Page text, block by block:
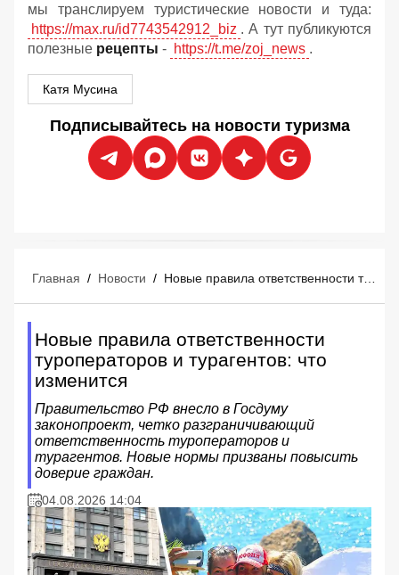
мы транслируем туристические новости и туда:
https://max.ru/id7743542912_biz . А тут публикуются
полезные рецепты - https://t.me/zoj_news .
Катя Мусина
Подписывайтесь на новости туризма
Главная / Новости / Новые правила ответственности туроператоров и турагентов: что изменится
Новые правила ответственности
туроператоров и турагентов: что
изменится
Правительство РФ внесло в Госдуму
законопроект, четко разграничивающий
ответственность туроператоров и
турагентов. Новые нормы призваны повысить
доверие граждан.
04.08.2026 14:04